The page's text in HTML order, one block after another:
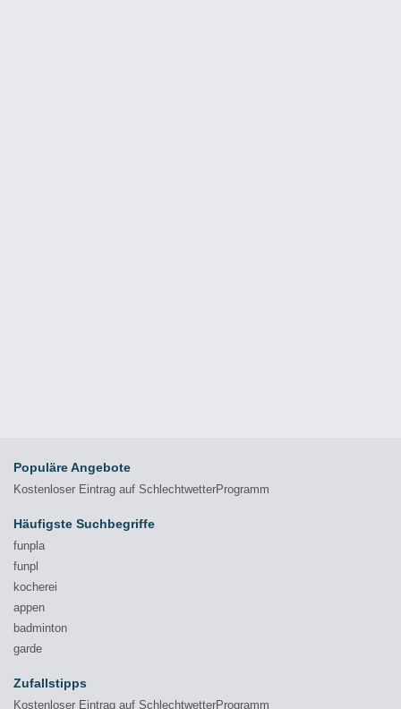
Populäre Angebote
Kostenloser Eintrag auf SchlechtwetterProgramm
Häufigste Suchbegriffe
funpla
funpl
kocherei
appen
badminton
garde
Zufallstipps
Kostenloser Eintrag auf SchlechtwetterProgramm